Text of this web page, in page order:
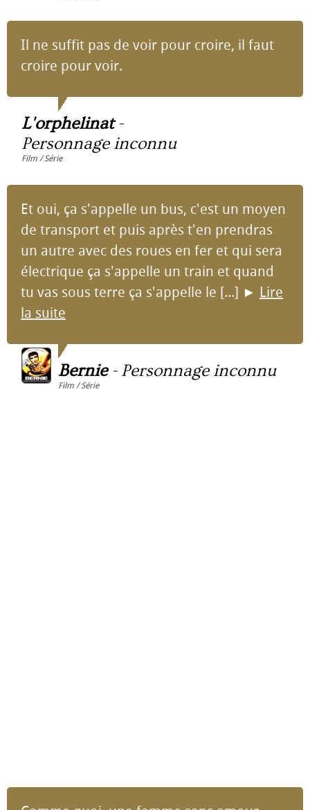
Il ne suffit pas de voir pour croire, il faut
croire pour voir.
L'orphelinat-
Personnage inconnu
Film / Série
Et oui, ça s'appelle un bus, c'est un moyen
de transport et puis après t'en prendras
un autre avec des roues en fer et qui sera
électrique ça s'appelle un train et quand
tu vas sous terre ça s'appelle le [...] ► Lire
la suite
Bernie- Personnage inconnu
Film / Série